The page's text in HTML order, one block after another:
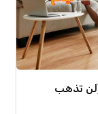
تذهب